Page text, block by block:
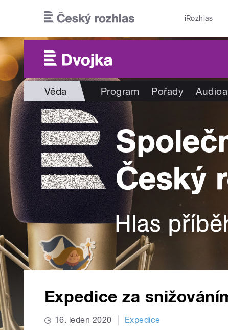
iRozhlas
Věda Program Pořady
Expedice za
16. leden 2020 Expedice